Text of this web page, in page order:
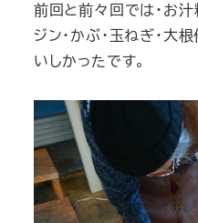
前回と前々回では・お汁
ジン・かぶ・玉ねぎ・大
いしかったです。